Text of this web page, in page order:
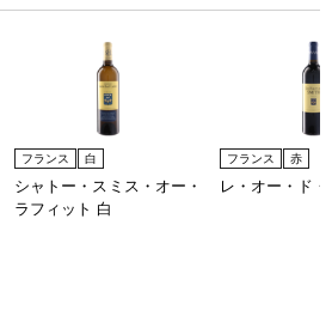
フランス 白
シャトー・スミス・オー・
ラフィット 白
フランス 赤
レ・オー・ド